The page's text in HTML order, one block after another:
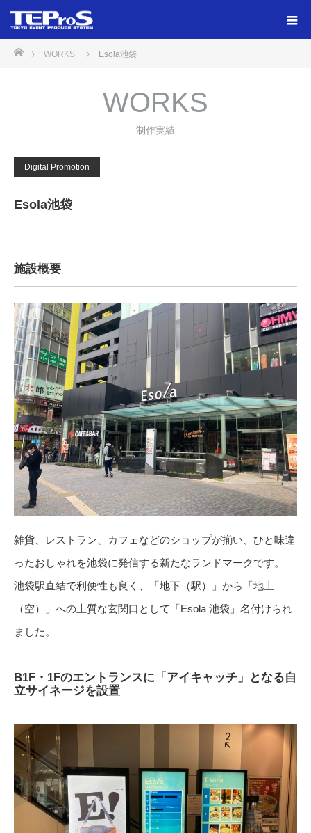
ホームWORKS Esola池袋
WORKS
制作実績
Digital Promotion
Esola池袋
施設概要
雑貨、レストラン、カフェなどのショップが揃い、ひと味違
ったおしゃれを池袋に発信する新たなランドマークです。
池袋駅直結で利便性も良く、「地下（駅）」から「地上
（空）」への上質な玄関口として「Esola 池袋」名付けられ
ました。
B1F・1Fのエントランスに「アイキャッチ」となる自
立サイネージを設置​